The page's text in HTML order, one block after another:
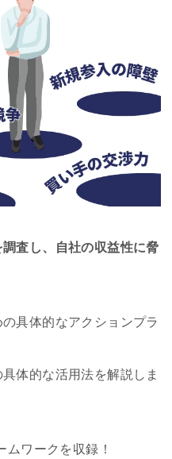
査し、自社の収益性に脅
具体的なアクションプラ
体的な活用法を解説しま
ワークを収録！